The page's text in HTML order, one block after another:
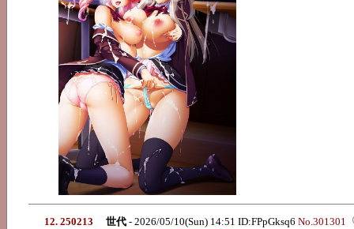
12. 250213 世代 - 2026/05/10(Sun) 14:51 ID:FPpGksq6 No.301301